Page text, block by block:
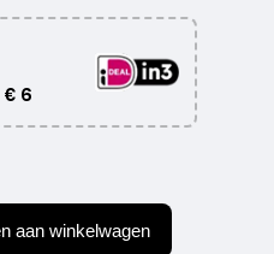
€6
aan winkelwagen